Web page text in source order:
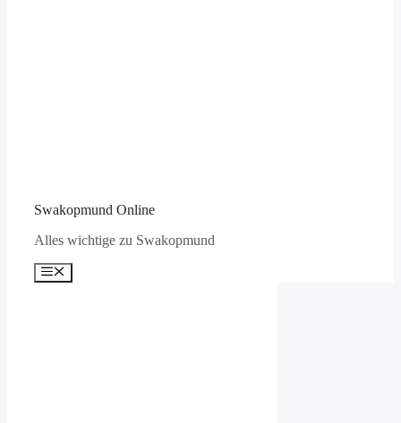
Swakopmund Online
Alles wichtige zu Swakopmund
Menü